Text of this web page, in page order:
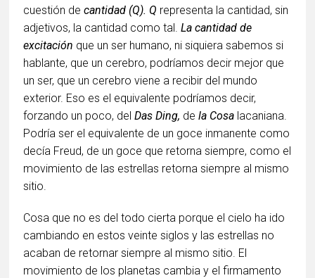
cuestión decantidad (Q). Q representa la cantidad, sin
adjetivos, la cantidad como tal.La cantidad de
excitación que un ser humano, ni siquiera sabemos si
hablante, que un cerebro, podríamos decir mejor que
un ser, que un cerebro viene a recibir del mundo
exterior. Eso es el equivalente podríamos decir,
forzando un poco, delDas Ding, de la Cosa lacaniana.
Podría ser el equivalente de un goce inmanente como
decía Freud, de un goce que retorna siempre, como el
movimiento de las estrellas retorna siempre al mismo
sitio.
Cosa que no es del todo cierta porque el cielo ha ido
cambiando en estos veinte siglos y las estrellas no
acaban de retornar siempre al mismo sitio. El
movimiento de los planetas cambia y el firmamento